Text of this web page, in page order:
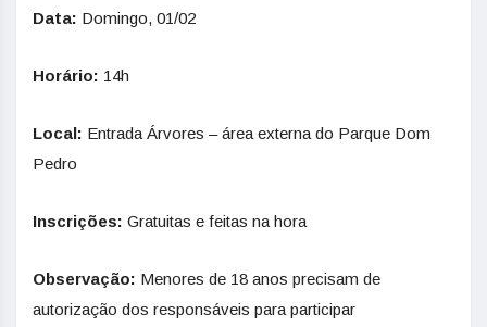
Data: Domingo, 01/02
Horário: 14h
Local: Entrada Árvores – área externa do Parque Dom
Pedro
Inscrições: Gratuitas e feitas na hora
Observação: Menores de 18 anos precisam de
autorização dos responsáveis para participar